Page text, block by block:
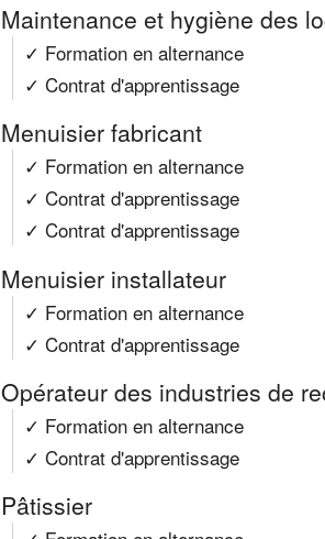
Maintenance et hygiène des
✓ Formation en alternance
✓ Contrat d'apprentissage
Menuisier fabricant
✓ Formation en alternance
✓ Contrat d'apprentissage
✓ Contrat d'apprentissage
Menuisier installateur
✓ Formation en alternance
✓ Contrat d'apprentissage
Opérateur des industries de
✓ Formation en alternance
✓ Contrat d'apprentissage
Pâtissier